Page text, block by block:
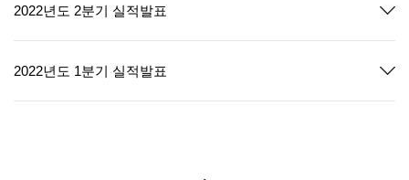
2022년도 2분기 실적발표
2022년도 1분기 실적발표